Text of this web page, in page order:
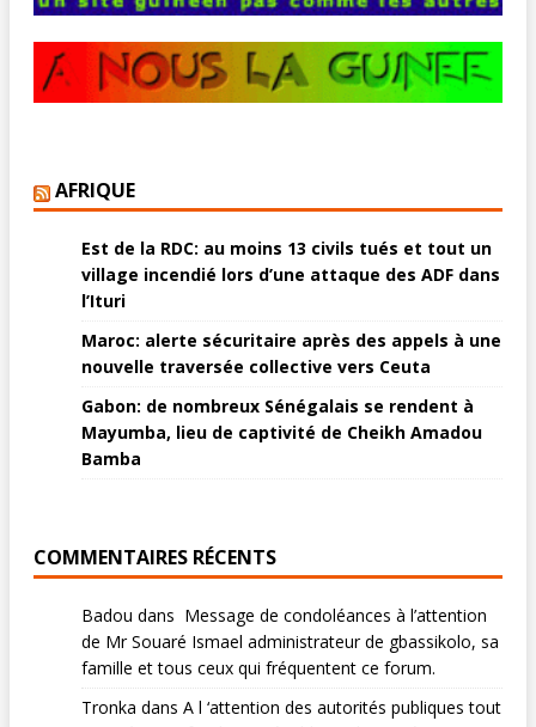
AFRIQUE
Est de la RDC: au moins 13 civils tués et tout un
village incendié lors d’une attaque des ADF dans
l’Ituri
Maroc: alerte sécuritaire après des appels à une
nouvelle traversée collective vers Ceuta
Gabon: de nombreux Sénégalais se rendent à
Mayumba, lieu de captivité de Cheikh Amadou
Bamba
COMMENTAIRES RÉCENTS
Badou dans Message de condoléances à l’attention
de Mr Souaré Ismael administrateur de gbassikolo, sa
famille et tous ceux qui fréquentent ce forum.
Tronka dans A l ‘attention des autorités publiques tout